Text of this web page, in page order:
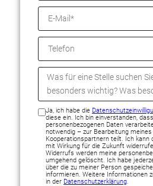
Ja, ich habe die
diese ein. Ich bin einverstanden,
personenbezogenen Daten
notwendig – zur Bearbeitung
Kooperationspartnern teilt. Ich kann
mit Wirkung für die Zukunft
Widerrufs werden meine
umgehend gelöscht. Ich habe
über die zu meiner Person
informieren. Weitere Informationen
in der Datenschutzerklärung.